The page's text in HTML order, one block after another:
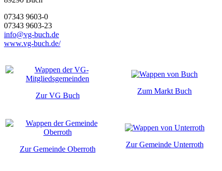
07343 9603-0
07343 9603-23
info@vg-buch.de
www.vg-buch.de/
Zur VG Buch
Zum Markt Buch
Zur Gemeinde Oberroth
Zur Gemeinde Unterroth